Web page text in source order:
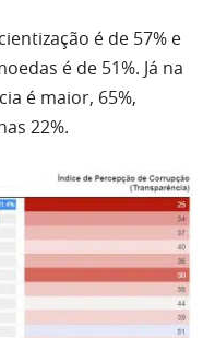
é de 57% e
é de 51%. Já na
é maior, 65%,
22%.